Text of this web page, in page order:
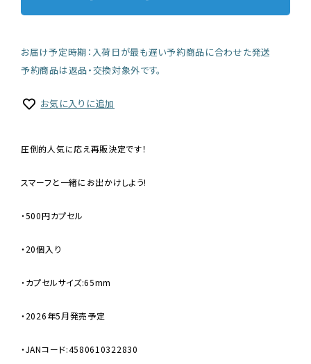
お届け予定時期：入荷日が最も遅い予約商品に合わせた発送
予約商品は返品・交換対象外です。
お気に入りに追加
圧倒的人気に応え再販決定です！
スマーフと一緒にお出かけしよう!
・500円カプセル
・20個入り
・カプセルサイズ:65mm
・2026年5月発売予定
・JANコード:4580610322830